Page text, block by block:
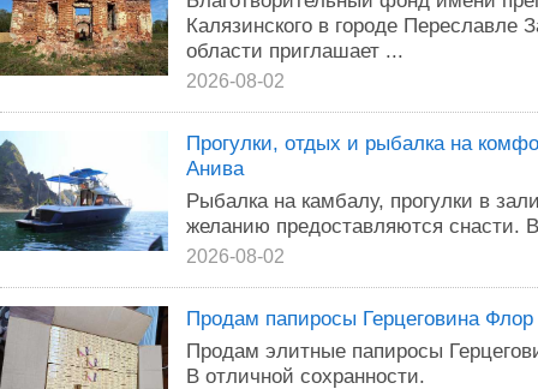
Калязинского в городе Переславле
области приглашает ...
2026-08-02
Прогулки, отдых и рыбалка на
Анива
Рыбалка на камбалу, прогулки в
желанию предоставляются снасти.
2026-08-02
Продам папиросы Герцеговина Флор
Продам элитные папиросы
В отличной сохранности.